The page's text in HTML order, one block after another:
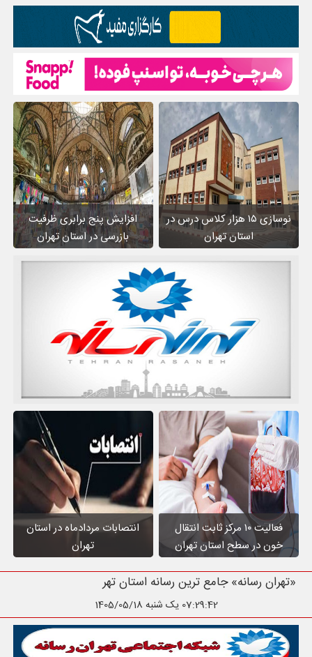
نوسازی ۱۵ هزار کلاس درس در
استان تهران
افزایش پنج برابری ظرفیت
بازرسی در استان تهران
فعالیت ۱۰ مرکز ثابت انتقال
خون در سطح استان تهران
انتصابات مردادماه در استان
تهران
«تهران رسانه» جامع ترین رسانه استان تهران
07:29:44 یک شنبه 1405/05/18